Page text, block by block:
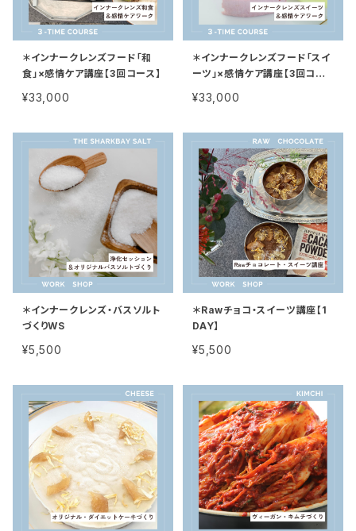
＊インナークレンズフード「和
食」×感情ケア講座【3回コース】
¥33,000
＊インナークレンズフード「スイ
ーツ」×感情ケア講座【3回コー
¥33,000
＊インナークレンズ・バスソルト
づくりWS
¥5,500
＊Rawチョコ・スイーツ講座【1
DAY】
¥5,500